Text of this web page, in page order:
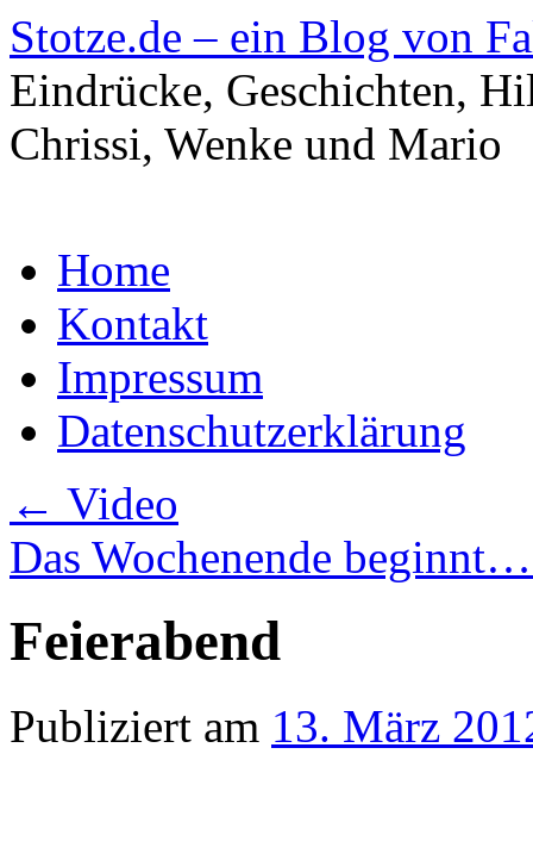
Stotze.de – ein Blog von
Eindrücke, Geschichten,
Chrissi, Wenke und Mario
Inhalt
springenHome
Kontakt
Impressum
Datenschutzerklärung
← Video
Das Wochenende
Feierabend
Publiziert am 13. März